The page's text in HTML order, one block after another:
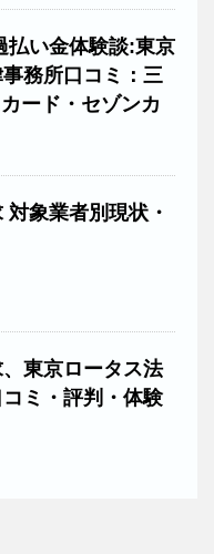
払い金体験談:東京
務所口コミ：三
ード・セゾンカ
象業者別現状・
東京ロータス法
ミ・評判・体験